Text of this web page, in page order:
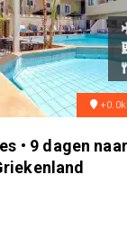
• 9 dagen